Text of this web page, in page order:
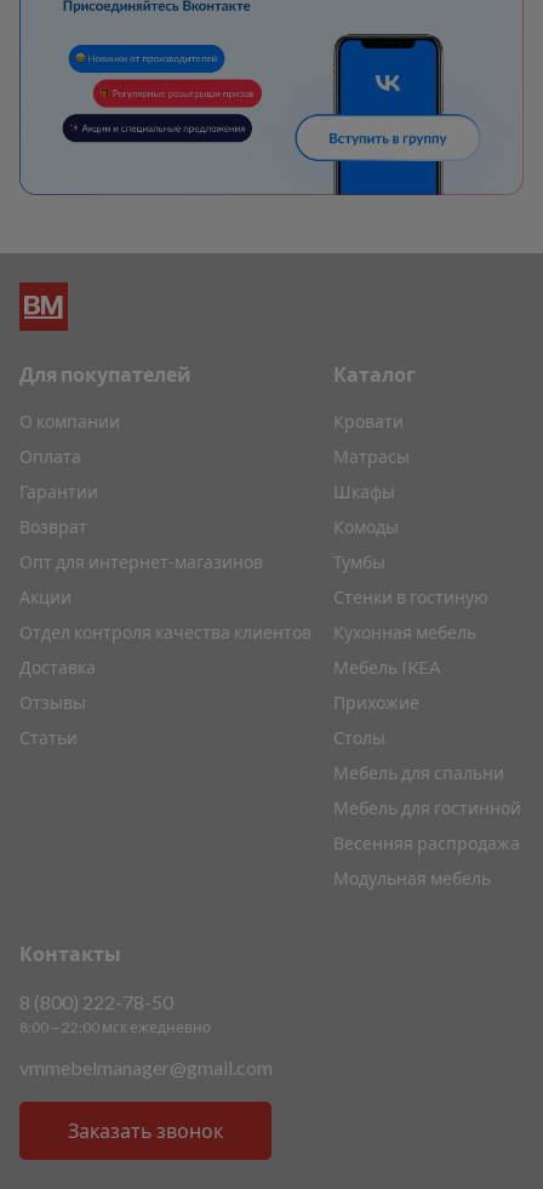
Контакты
8 (800) 222-78-50
8:00 – 22:00 мск ежедневно
vmmebelmanager@gmail.com
Заказать звонок
Каталог
Кровати
Матрасы
Шкафы
Комоды
Тумбы
Стенки в гостиную
Кухонная мебель
Мебель IKEA
Прихожие
Столы
Мебель для спальни
Мебель для гостинной
Весенняя распродажа
Модульная мебель
Для покупателей
О компании
Оплата
Гарантии
Возврат
Опт для интернет-магазинов
Акции
Отдел контроля качества клиентов
Доставка
Отзывы
Статьи